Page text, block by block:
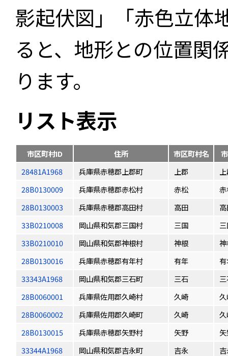
影起伏図」「赤色立体
ると、地形との位置関
ります。
リスト表示
市区町村ID 住所 市区町村名
28481A1968
兵庫県赤穂郡上郡町 上郡
28B0130009
兵庫県赤穂郡赤松村 赤松
28B0130003
兵庫県赤穂郡高田村 高田
33B0210008
岡山県和気郡三国村 三国
33B0210010
岡山県和気郡神根村 神根
28B0130016
兵庫県赤穂郡有年村 有年
33343A1968
岡山県和気郡三石町 三石
28B0060001
兵庫県佐用郡久崎村 久崎
28B0060002
兵庫県佐用郡久崎町 久崎
28B0130015
兵庫県赤穂郡矢野村 矢野
33344A1968
岡山県和気郡吉永町 吉永